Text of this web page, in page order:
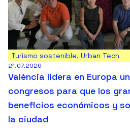
Turismo sostenible, Urban Tech
21.07.2026
València lidera en Europa
congresos para que los
beneficios económicos y
la ciudad